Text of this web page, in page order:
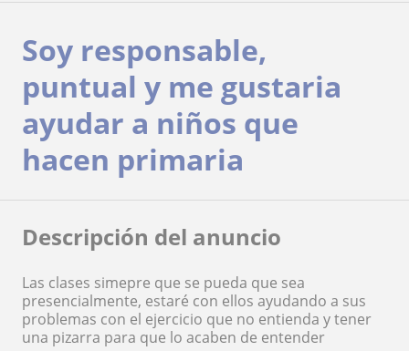
Soy responsable,
puntual y me gustaria
ayudar a niños que
hacen primaria
Descripción del anuncio
Las clases simepre que se pueda que sea
presencialmente, estaré con ellos ayudando a sus
problemas con el ejercicio que no entienda y tener
una pizarra para que lo acaben de entender